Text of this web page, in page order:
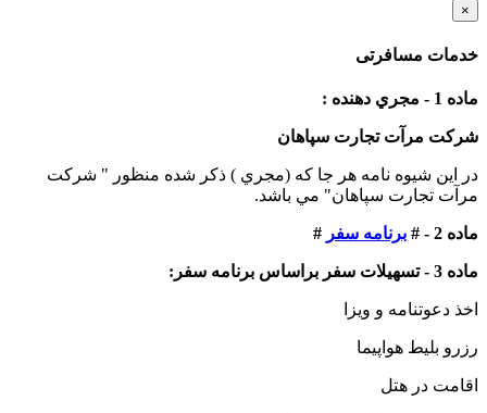
×
خدمات مسافرتی
ماده 1 - مجري دهنده :
شرکت مرآت تجارت سپاهان
در اين شيوه نامه هر جا كه (مجري ) ذكر شده منظور " شرکت
مرآت تجارت سپاهان" مي باشد.
ماده 2 - # برنامه سفر #
ماده 3 - تسهيلات سفر براساس برنامه سفر:
اخذ دعوتنامه و ويزا
رزرو بليط هواپيما
اقامت در هتل